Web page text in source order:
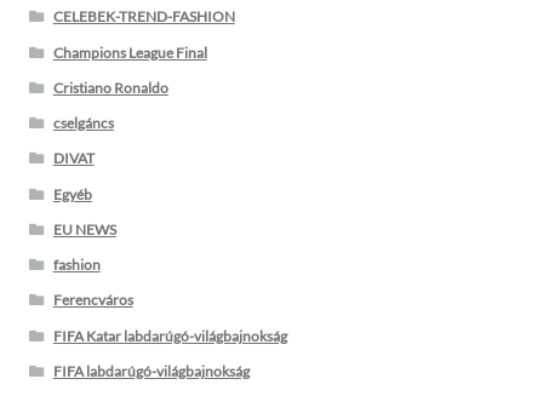
CELEBEK-TREND-FASHION
Champions League Final
Cristiano Ronaldo
cselgáncs
DIVAT
Egyéb
EU NEWS
fashion
Ferencváros
FIFA Katar labdarúgó-világbajnokság
FIFA labdarúgó-világbajnokság